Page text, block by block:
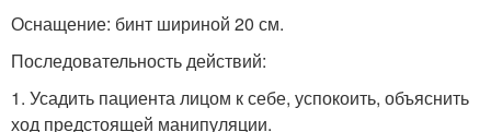
Оснащение: бинт шириной 20 см.
Последовательность действий:
1. Усадить пациента лицом к себе, успокоить, объяснить
ход предстоящей манипуляции.